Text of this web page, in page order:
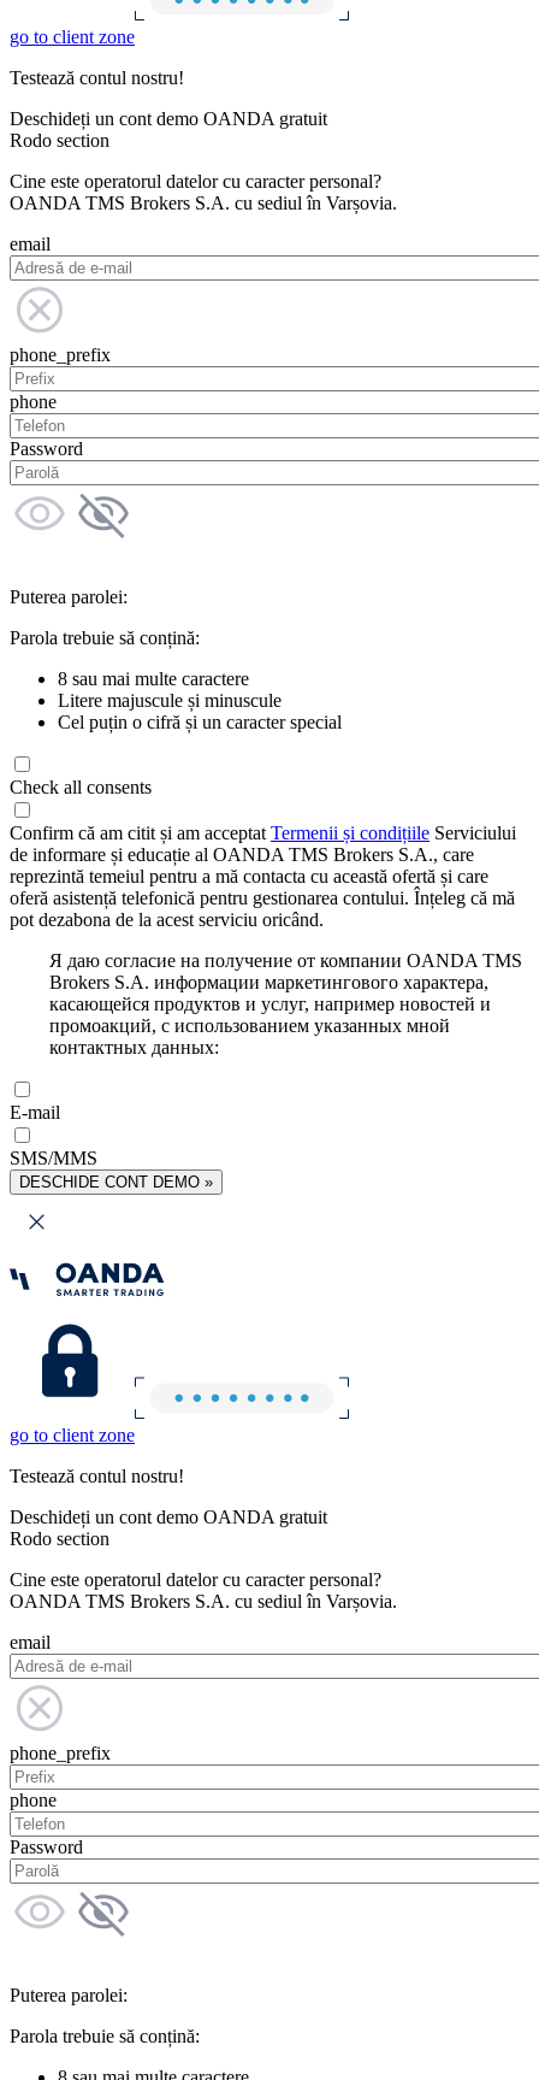
go to client zone
Testează contul nostru!
Deschideți un cont demo OANDA gratuit
Rodo section
Cine este operatorul datelor cu caracter personal?
OANDA TMS Brokers S.A. cu sediul în Varșovia.
email
phone_prefix
phone
Password
Puterea parolei:
Parola trebuie să conțină:
8 sau mai multe caractere
Litere majuscule și minuscule
Cel puțin o cifră și un caracter special
Check all consents
Confirm că am citit și am acceptat Termenii și condițiile Serviciului
de informare și educație al OANDA TMS Brokers S.A., care
reprezintă temeiul pentru a mă contacta cu această ofertă și care
oferă asistență telefonică pentru gestionarea contului. Înțeleg că mă
pot dezabona de la acest serviciu oricând.
Я даю согласие на получение от компании OANDA TMS
Brokers S.A. информации маркетингового характера,
касающейся продуктов и услуг, например новостей и
промоакций, с использованием указанных мной
контактных данных:
E-mail
SMS/MMS
DESCHIDE CONT DEMO »
go to client zone
Testează contul nostru!
Deschideți un cont demo OANDA gratuit
Rodo section
Cine este operatorul datelor cu caracter personal?
OANDA TMS Brokers S.A. cu sediul în Varșovia.
email
phone_prefix
phone
Password
Puterea parolei:
Parola trebuie să conțină: